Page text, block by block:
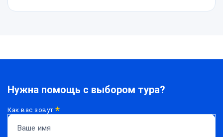
Нужна помощь с выбором тура?
Как вас зовут*